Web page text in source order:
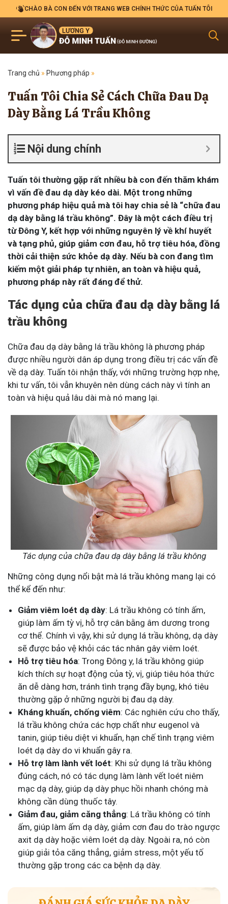
CHÀO BÀ CON ĐẾN VỚI TRANG WEB CHÍNH THỨC CỦA TUẤN TÔI
Trang chủ » Phương pháp »
Tuấn Tôi Chia Sẻ Cách Chữa Đau Dạ
Dày Bằng Lá Trầu Không
Nội dung chính
Tuấn tôi thường gặp rất nhiều bà con đến thăm khám
vì vấn đề đau dạ dày kéo dài. Một trong những
phương pháp hiệu quả mà tôi hay chia sẻ là “chữa đau
dạ dày bằng lá trầu không”. Đây là một cách điều trị
từ Đông Y, kết hợp với những nguyên lý về khí huyết
và tạng phủ, giúp giảm cơn đau, hỗ trợ tiêu hóa, đồng
thời cải thiện sức khỏe dạ dày. Nếu bà con đang tìm
kiếm một giải pháp tự nhiên, an toàn và hiệu quả,
phương pháp này rất đáng để thử.
Tác dụng của chữa đau dạ dày bằng lá
trầu không
Chữa đau dạ dày bằng lá trầu không là phương pháp
được nhiều người dân áp dụng trong điều trị các vấn đề
về dạ dày. Tuấn tôi nhận thấy, với những trường hợp nhẹ,
khi tư vấn, tôi vẫn khuyên nên dùng cách này vì tính an
toàn và hiệu quả lâu dài mà nó mang lại.
Tác dụng của chữa đau dạ dày bằng lá trầu không
Những công dụng nổi bật mà lá trầu không mang lại có
thể kể đến như:
Giảm viêm loét dạ dày: Lá trầu không có tính ấm,
giúp làm ấm tỳ vị, hỗ trợ cân bằng âm dương trong
cơ thể. Chính vì vậy, khi sử dụng lá trầu không, dạ dày
sẽ được bảo vệ khỏi các tác nhân gây viêm loét.
Hỗ trợ tiêu hóa: Trong Đông y, lá trầu không giúp
kích thích sự hoạt động của tỳ, vị, giúp tiêu hóa thức
ăn dễ dàng hơn, tránh tình trạng đầy bụng, khó tiêu
thường gặp ở những người bị đau dạ dày.
Kháng khuẩn, chống viêm: Các nghiên cứu cho thấy,
lá trầu không chứa các hợp chất như eugenol và
tanin, giúp tiêu diệt vi khuẩn, hạn chế tình trạng viêm
loét dạ dày do vi khuẩn gây ra.
Hỗ trợ làm lành vết loét: Khi sử dụng lá trầu không
đúng cách, nó có tác dụng làm lành vết loét niêm
mạc dạ dày, giúp dạ dày phục hồi nhanh chóng mà
không cần dùng thuốc tây.
Giảm đau, giảm căng thẳng: Lá trầu không có tính
ấm, giúp làm ấm dạ dày, giảm cơn đau do trào ngược
axit dạ dày hoặc viêm loét dạ dày. Ngoài ra, nó còn
giúp giải tỏa căng thẳng, giảm stress, một yếu tố
thường gặp trong các ca bệnh dạ dày.